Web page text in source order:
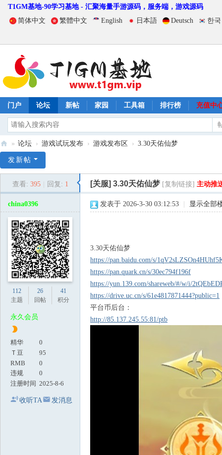
T1GM基地-90学习基地 - 汇聚海量手游源码，服务端，游戏源码
简体中文
繁體中文 English 日本語 Deutsch 한
门户 论坛 新帖 家园 工具箱 排行榜 充值中
1
» 论坛 › 游戏试玩发布 › 游戏发布区 › 3.30天佑仙梦
发新帖
查看: 395 回复: 1 [关服] 3.30天佑仙梦 [复制链接] 主动推
china0396
112
主题
26
回帖
41
积分
永久会员
精华
0
Ｔ豆
95
RMB
0
违规
0
注册时间 2025-8-6
收听TA 发消息
发表于 2026-3-30 03:12:53 显示全部
3.30天佑仙梦
https://pan.baidu.com/s/
https://pan.quark.cn/s/30ec794f196f
https://yun.139.com/shareweb/#/w/i/
https://drive.uc.cn/s/61e4817871444?public=1
平台币后台：
http://85.137.245.55:81/ptb